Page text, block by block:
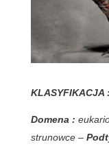
KLASYFIKACJA :
Domena :
strunowce –